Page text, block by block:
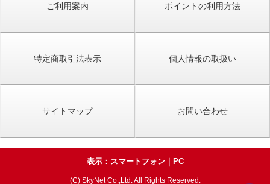
ご利用案内 ポイントの利用方法
特定商取引法表示 個人情報の取扱い
サイトマップ お問い合わせ
表示：スマートフォン｜ PC
(C) SkyNet Co.,Ltd. All Rights Reserved.